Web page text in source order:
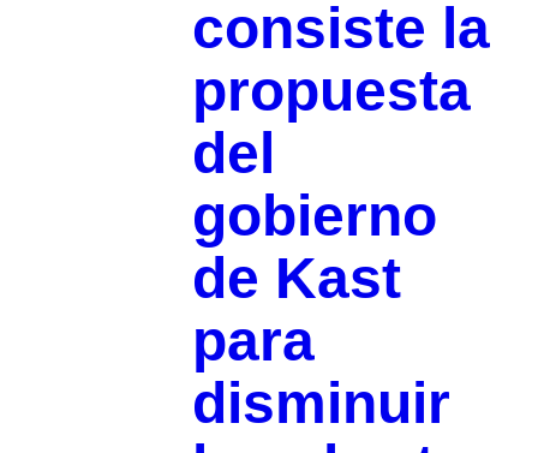
consiste la
propuesta
del
gobierno
de Kast
para
disminuir